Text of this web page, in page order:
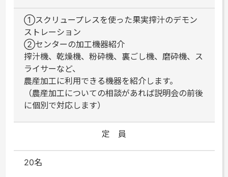
①スクリュープレスを使った果実搾汁のデモン
ストレーション
②センターの加工機器紹介
搾汁機、乾燥機、粉砕機、裏ごし機、磨砕機、ス
ライサーなど、
農産加工に利用できる機器を紹介します。
（農産加工についての相談があれば説明会の前後
に個別で対応します）
定 員
20名